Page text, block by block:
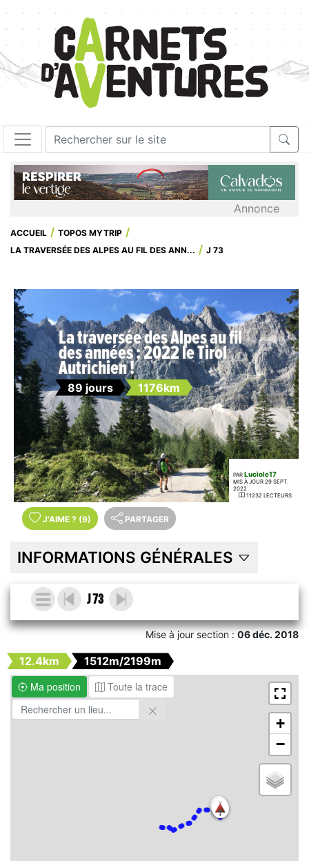
Annonce
ACCUEIL
TOPOS MYTRIP
LA TRAVERSÉE DES ALPES AU FIL DES ANN...
J 73
La traversée des Alpes au fil
des années : 2022 le Tirol
Autrichien !
89 jours 1176km
PAR Luciole17
MIS À JOUR 29 SEPT.
2022
11232 LECTEURS
J'AIME ? (9) PARTAGER
INFORMATIONS GÉNÉRALES
J 73
Mise à jour section :06 déc. 2018
12.4km
1512m/2199m
Ma position
Toute la trace
+
−